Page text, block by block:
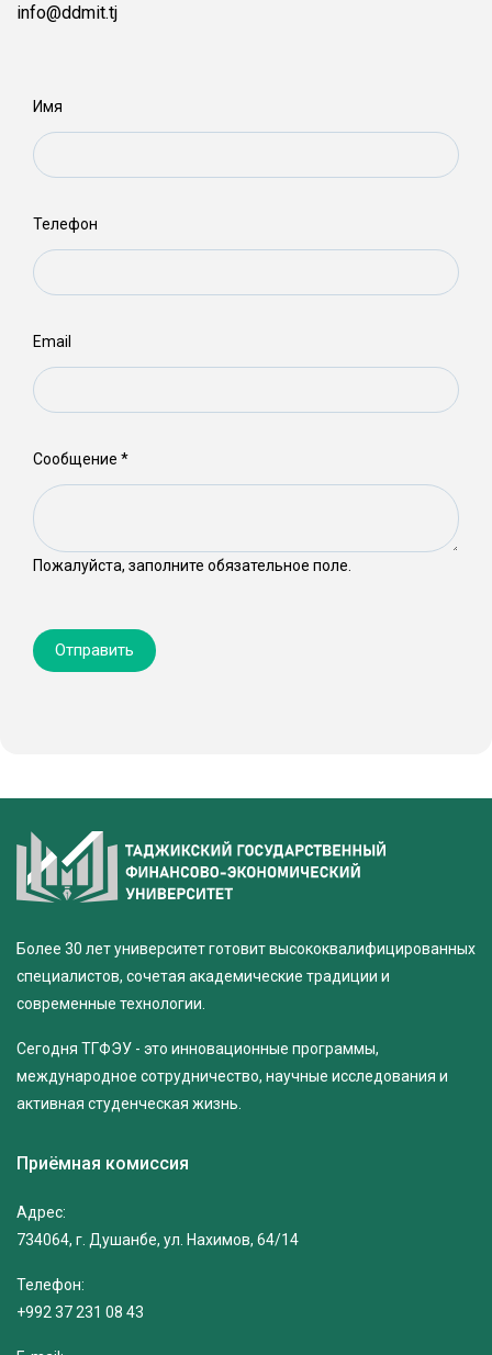
info@ddmit.tj
Имя
Телефон
Email
Сообщение *
Пожалуйста, заполните обязательное поле.
Отправить
Более 30 лет университет готовит высококвалифицированных
специалистов, сочетая академические традиции и
современные технологии.
Сегодня ТГФЭУ - это инновационные программы,
международное сотрудничество, научные исследования и
активная студенческая жизнь.
Приёмная комиссия
Адрес:
734064, г. Душанбе, ул. Нахимов, 64/14
Телефон:
+992 37 231 08 43